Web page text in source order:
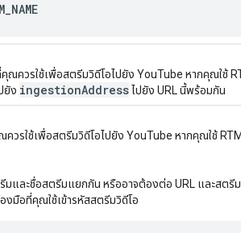
ณควรใช้เพื่อสตรีมวิดีโอไปยัง YouTube หากคุณใช้
ยัง ingestionAddress ไปยัง URL นี้พร้อมกัน
วรใช้เพื่อสตรีมวิดีโอไปยัง YouTube หากคุณใช้
และชื่อสตรีมแยกกัน หรืออาจต้องต่อ URL และสตรี
มือที่คุณใช้เข้ารหัสสตรีมวิดีโอ